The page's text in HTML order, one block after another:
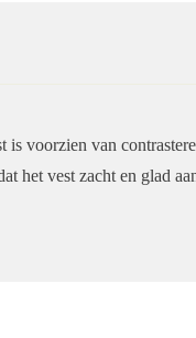
voorzien van
het vest zacht en glad